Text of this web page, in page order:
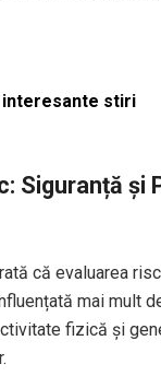
interesante stiri
Siguranță și
că evaluarea
mai mult
fizică și